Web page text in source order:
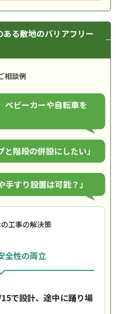
る敷地のバリアフリー
相談例
ベビーカーや自転車を
と階段の併設にしたい」
手すり設置は可能？」
工事の解決策
全性の両立
で設計、途中に踊り場